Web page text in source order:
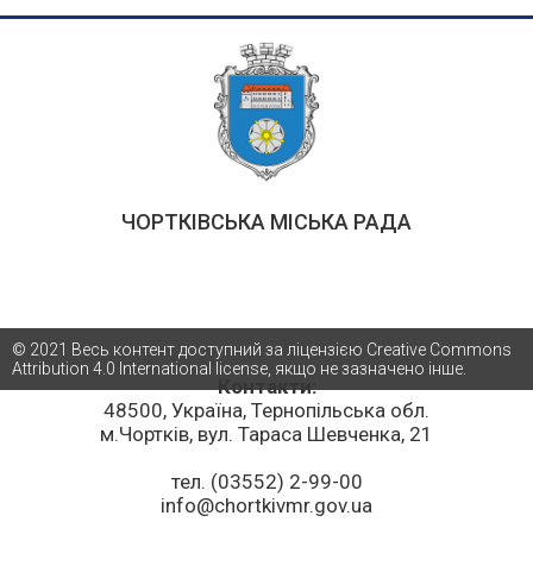
ЧОРТКІВСЬКА МІСЬКА РАДА
Контакти:
48500, Україна, Тернопільська обл.
м.Чортків, вул. Тараса Шевченка, 21
тел. (03552) 2-99-00
info@chortkivmr.gov.ua
© 2021 Весь контент доступний за ліцензією Creative Commons
Attribution 4.0 International license, якщо не зазначено інше.